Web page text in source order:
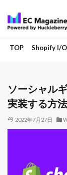
TOP Shopify I/O
ソーシャル
実装する方
2022年7月27日